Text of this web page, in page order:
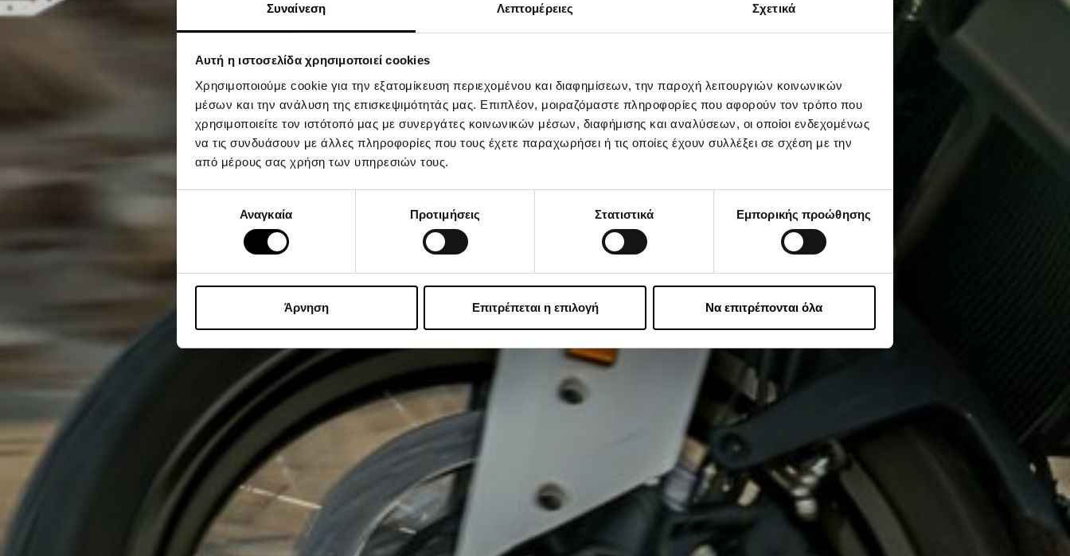
Συναίνεση Λεπτομέρειες Σχετικά
Αυτή η ιστοσελίδα χρησιμοποιεί cookies
Χρησιμοποιούμε cookie για την εξατομίκευση περιεχομένου και διαφημίσεων, την παροχή λειτουργιών κοινωνικών
μέσων και την ανάλυση της επισκεψιμότητάς μας. Επιπλέον, μοιραζόμαστε πληροφορίες που αφορούν τον τρόπο που
χρησιμοποιείτε τον ιστότοπό μας με συνεργάτες κοινωνικών μέσων, διαφήμισης και αναλύσεων, οι οποίοι ενδεχομένως
να τις συνδυάσουν με άλλες πληροφορίες που τους έχετε παραχωρήσει ή τις οποίες έχουν συλλέξει σε σχέση με την
από μέρους σας χρήση των υπηρεσιών τους.
Επιλογή
συγκατάθεσηςΑναγκαία Προτιμήσεις Στατιστικά Εμπορικής προώθησης
Άρνηση Επιτρέπεται η επιλογή Να επιτρέπονται όλα